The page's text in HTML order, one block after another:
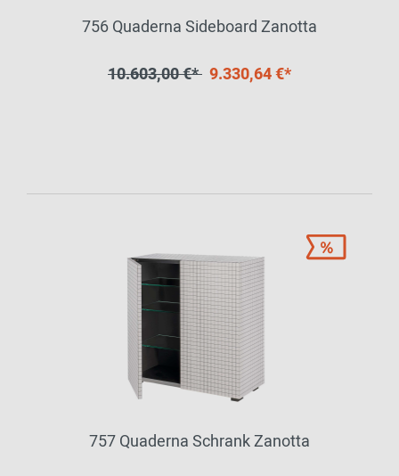
756 Quaderna Sideboard Zanotta
10.603,00 €* 9.330,64 €*
757 Quaderna Schrank Zanotta